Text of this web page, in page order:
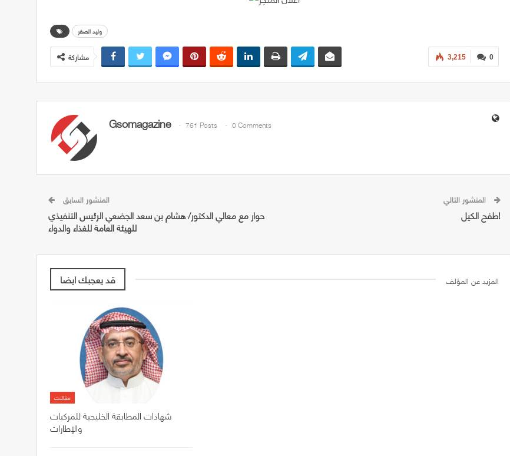
وليد الصقر
0
3,215 مشاركة
Gsomagazine 761 Posts 0 Comments
المنشور السابق
حوار مع معالي الدكتور/ هشام بن سعد الجضعي الرئيس التنفيذي
للهيئة العامة للغذاء والدواء
المنشور التالي
طفح الكيل!
قد يعجبك ايضا المزيد عن المؤلف
مقالات
شهادات المطابقة الخليجية للمركبات
والإطارات